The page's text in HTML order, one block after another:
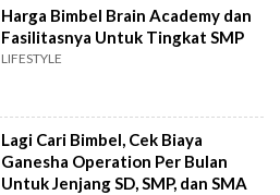
Harga Bimbel Brain Academy dan
Fasilitasnya Untuk Tingkat SMP
LIFESTYLE
Lagi Cari Bimbel, Cek Biaya
Ganesha Operation Per Bulan
Untuk Jenjang SD, SMP, dan SMA